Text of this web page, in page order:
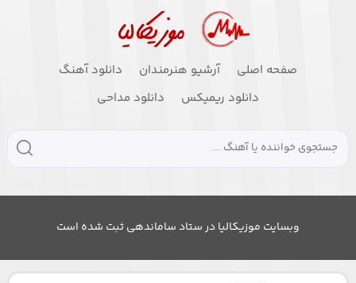
صفحه اصلی آرشیو هنرمندان
دانلود آهنگ
دانلود ریمیکس
دانلود مداحی
وبسایت موزیکالیا در ستاد ساماندهی ثبت شده است